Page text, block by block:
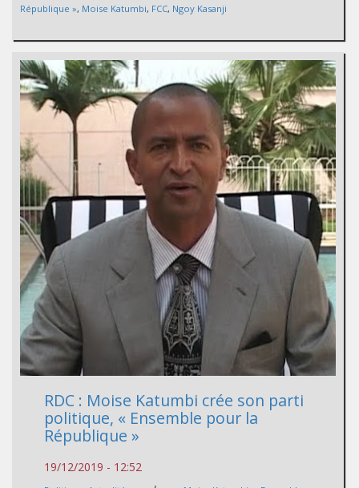
République », Moise Katumbi, FCC, Ngoy Kasanji
RDC : Moise Katumbi crée son parti
politique, « Ensemble pour la
République »
19/12/2019 - 12:52